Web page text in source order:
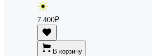
7 400₽
В корзину